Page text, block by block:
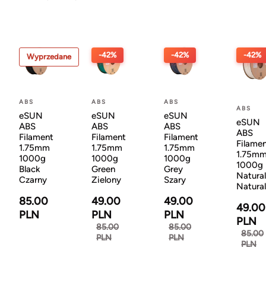
Wyprzedane
ABS
eSUN
ABS
Filament
1.75mm
1000g
Black
Czarny
85.00
PLN
-42%
ABS
eSUN
ABS
Filament
1.75mm
1000g
Green
Zielony
49.00
PLN
85.00
PLN
-42%
ABS
eSUN
ABS
Filament
1.75mm
1000g
Grey
Szary
49.00
PLN
85.00
PLN
-42%
ABS
eSUN
ABS
1000g
Natural
49.00
PLN
85.00
PLN